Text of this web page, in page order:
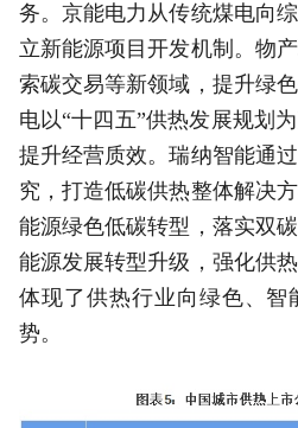
务。京能电力从传统煤电向
立新能源项目开发机制。物
索碳交易等新领域，提升绿
电以“十四五”供热发展规划
提升经营质效。瑞纳智能通
究，打造低碳供热整体解决
能源绿色低碳转型，落实双碳
能源发展转型升级，强化供
体现了供热行业向绿色、智
势。